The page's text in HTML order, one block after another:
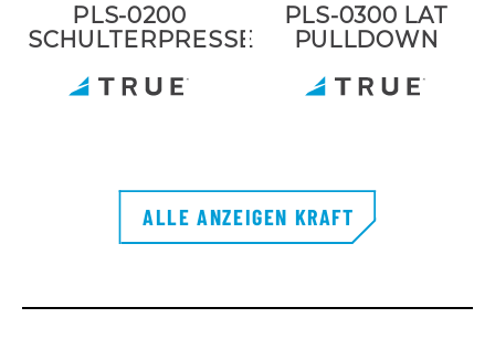
PLS-0200
SCHULTERPRESSE
PLS-0300 LAT
PULLDOWN
ALLE ANZEIGEN KRAFT